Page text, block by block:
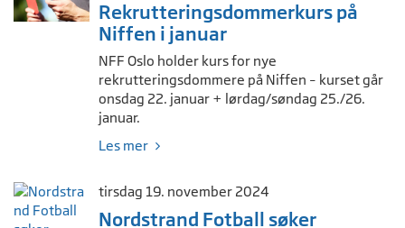
Rekrutteringsdommerkurs på
Niffen i januar
NFF Oslo holder kurs for nye
rekrutteringsdommere på Niffen – kurset går
onsdag 22. januar + lørdag/søndag 25./26.
januar.
Les mer
tirsdag 19. november 2024
Nordstrand Fotball søker